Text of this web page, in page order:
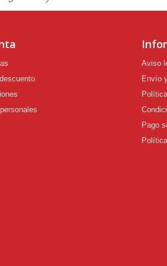
Aviso
Envío
Pago